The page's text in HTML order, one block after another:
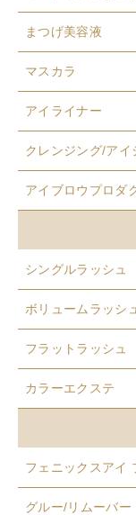
まつげ美容液
マスカラ
アイライナー
クレンジング/アイ
アイブロウプロダ
シングルラッシュ
ボリュームラッシュ
フラットラッシュ
カラーエクステ
フェニックスアイ
グルー/リムーバー